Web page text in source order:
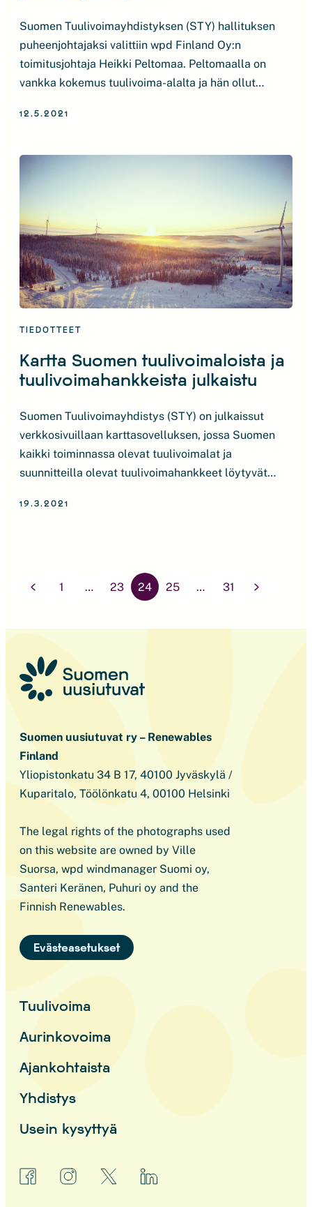
Suomen Tuulivoimayhdistyksen (STY) hallituksen
puheenjohtajaksi valittiin wpd Finland Oy:n
toimitusjohtaja Heikki Peltomaa. Peltomaalla on
vankka kokemus tuulivoima-alalta ja hän ollut
neljän vuoden ajan. STY:n hallitus valitsi
Peltomaan. Peltomaalla on pitkä kokemus
toimitusjohtajana toimivalla Peltomaalla on vahva
osaaminen […]
12.5.2021
TIEDOTTEET
Kartta Suomen tuulivoimaloista ja
tuulivoimahankkeista julkaistu
Suomen Tuulivoimayhdistys (STY) on julkaissut
verkkosivuillaan karttasovelluksen, jossa Suomen
kaikki toiminnassa olevat tuulivoimalat ja
suunnitteilla olevat tuulivoimahankkeet löytyvät
mahdollistaa muun muassa eri vaiheessa olevien
on julkaistu osoitteessa
www.tuulivoimayhdistys.fi/tuulivoima-
249 […]
19.3.2021
1 … 23 24 25 … 31
Suomen uusiutuvat ry – Renewables
Finland
Yliopistonkatu 34 B 17, 40100 Jyväskylä /
Kuparitalo, Töölönkatu 4, 00100 Helsinki
The legal rights of the photographs used
on this website are owned by Ville
Suorsa, wpd windmanager Suomi oy,
Santeri Keränen, Puhuri oy and the
Finnish Renewables.
Evästeasetukset
Tuulivoima
Aurinkovoima
Ajankohtaista
Yhdistys
Usein kysyttyä
facebookinstagram linkedin